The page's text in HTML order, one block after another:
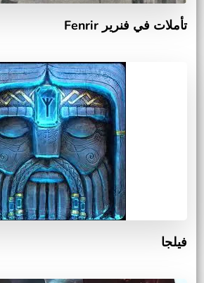
تأملات في فنرير Fenrir
فيلجا